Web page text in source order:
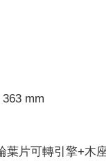
mm
葉片可轉引擎+木